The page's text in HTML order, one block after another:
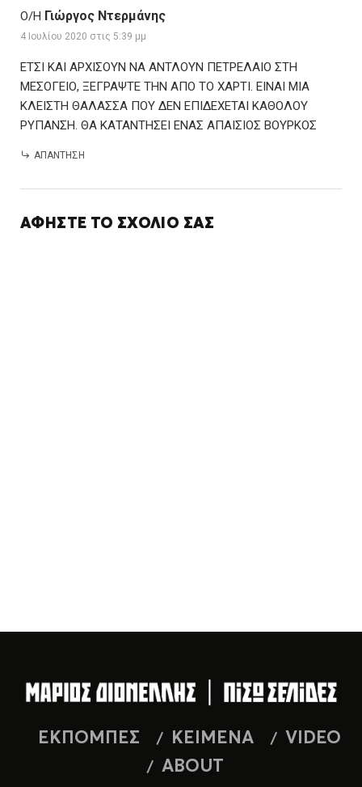
Ο/Η Γιώργος Ντερμάνης
4 Ιουλίου 2020 στις 5:39 μμ
ΕΤΣΙ ΚΑΙ ΑΡΧΙΣΟΥΝ ΝΑ ΑΝΤΛΟΥΝ ΠΕΤΡΕΛΑΙΟ ΣΤΗ
ΜΕΣΟΓΕΙΟ, ΞΕΓΡΑΨΤΕ ΤΗΝ ΑΠΟ ΤΟ ΧΑΡΤΙ. ΕΙΝΑΙ ΜΙΑ
ΚΛΕΙΣΤΗ ΘΑΛΑΣΣΑ ΠΟΥ ΔΕΝ ΕΠΙΔΕΧΕΤΑΙ ΚΑΘΟΛΟΥ
ΡΥΠΑΝΣΗ. ΘΑ ΚΑΤΑΝΤΗΣΕΙ ΕΝΑΣ ΑΠΑΙΣΙΟΣ ΒΟΥΡΚΟΣ
ΑΠΆΝΤΗΣΗ
ΑΦΉΣΤΕ ΤΟ ΣΧΌΛΙΌ ΣΑΣ
ΕΚΠΟΜΠΕΣ ΚΕΙΜΕΝΑ
VIDEO
ABOUT